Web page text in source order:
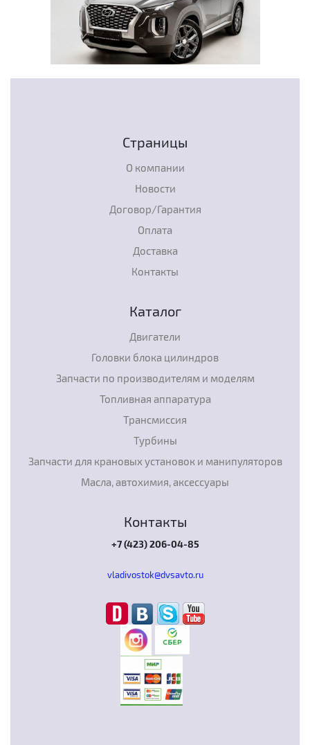
Страницы
О компании
Новости
Договор/Гарантия
Оплата
Доставка
Контакты
Каталог
Двигатели
Головки блока цилиндров
Запчасти по производителям и моделям
Топливная аппаратура
Трансмиссия
Турбины
Запчасти для крановых установок и манипуляторов
Масла, автохимия, аксессуары
Контакты
+7 (423) 206-04-85
vladivostok@dvsavto.ru